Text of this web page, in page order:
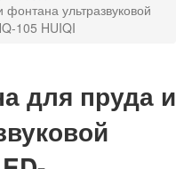
ультразвуковой
105 HUIQI
для пруда и